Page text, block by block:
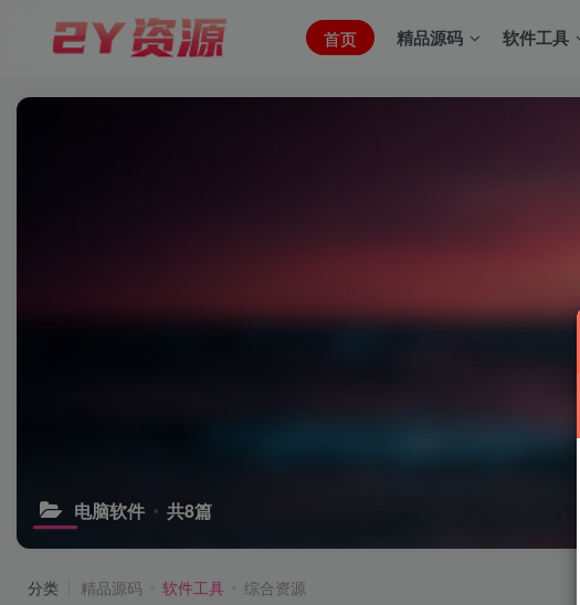
首页 精品源码 软件工具
电脑软件 共8篇
分类 精品源码 软件工具
综合资源